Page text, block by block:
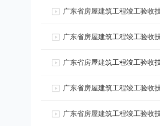
广东省房屋建筑工程竣工验收
广东省房屋建筑工程竣工验收
广东省房屋建筑工程竣工验收
广东省房屋建筑工程竣工验收
广东省房屋建筑工程竣工验收